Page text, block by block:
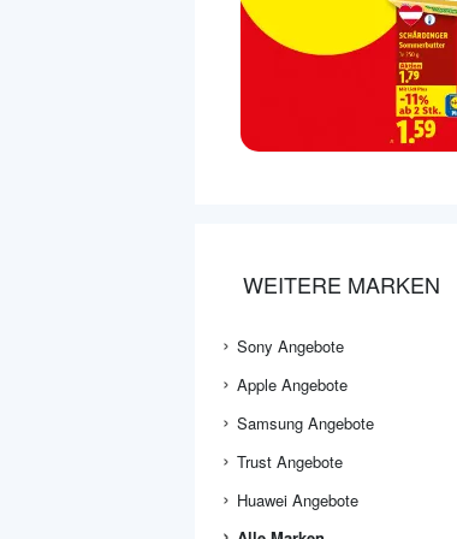
WEITERE MARKEN
Sony Angebote
Apple Angebote
Samsung Angebote
Trust Angebote
Huawei Angebote